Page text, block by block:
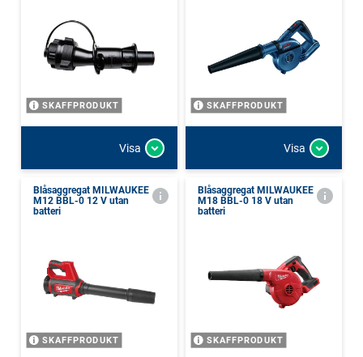
SKAFFPRODUKT
Visa
SKAFFPRODUKT
Visa
Blåsaggregat MILWAUKEE
M12 BBL-0 12 V utan
batteri
SKAFFPRODUKT
Blåsaggregat MILWAUKEE
M18 BBL-0 18 V utan
batteri
SKAFFPRODUKT